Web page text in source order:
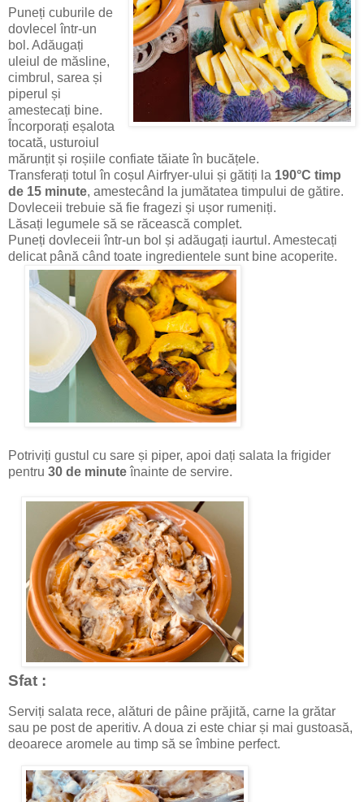
Puneți cuburile de
dovlecel într-un
bol. Adăugați
uleiul de măsline,
cimbrul, sarea și
piperul și
amestecați bine.
Încorporați eșalota
tocată, usturoiul
mărunțit și roșiile confiate tăiate în bucățele.
Transferați totul în coșul Airfryer-ului și gătiți la 190°C timp
de 15 minute, amestecând la jumătatea timpului de gătire.
Dovleceii trebuie să fie fragezi și ușor rumeniți.
Lăsați legumele să se răcească complet.
Puneți dovleceii într-un bol și adăugați iaurtul. Amestecați
delicat până când toate ingredientele sunt bine acoperite.
Potriviți gustul cu sare și piper, apoi dați salata la frigider
pentru 30 de minuteînainte de servire.
Sfat :
Serviți salata rece, alături de pâine prăjită, carne la grătar
sau pe post de aperitiv. A doua zi este chiar și mai gustoasă,
deoarece aromele au timp să se îmbine perfect.